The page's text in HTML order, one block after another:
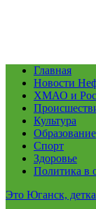
Главная
Новости
ХМАО и
Культура
Образование
Спорт
Здоровье
Политика в
Это Юганск,